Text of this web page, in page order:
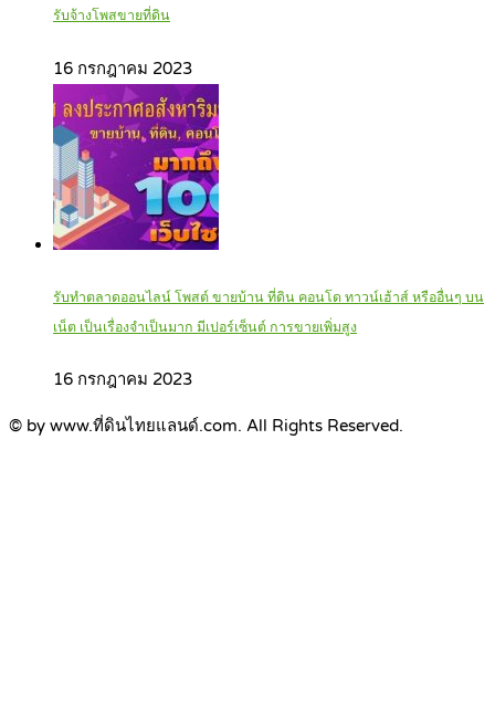
รับจ้างโพสขายที่ดิน
16 กรกฎาคม 2023
รับทำตลาดออนไลน์ โพสต์ ขายบ้าน ที่ดิน คอนโด ทาวน์เฮ้าส์ หรืออื่นๆ บน
เน็ต เป็นเรื่องจำเป็นมาก มีเปอร์เซ็นต์ การขายเพิ่มสูง
16 กรกฎาคม 2023
© by www.ที่ดินไทยแลนด์.com. All Rights Reserved.